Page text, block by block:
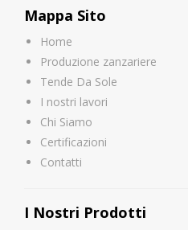
Mappa Sito
Home
Produzione zanzariere
Tende Da Sole
I nostri lavori
Chi Siamo
Certificazioni
Contatti
I Nostri Prodotti